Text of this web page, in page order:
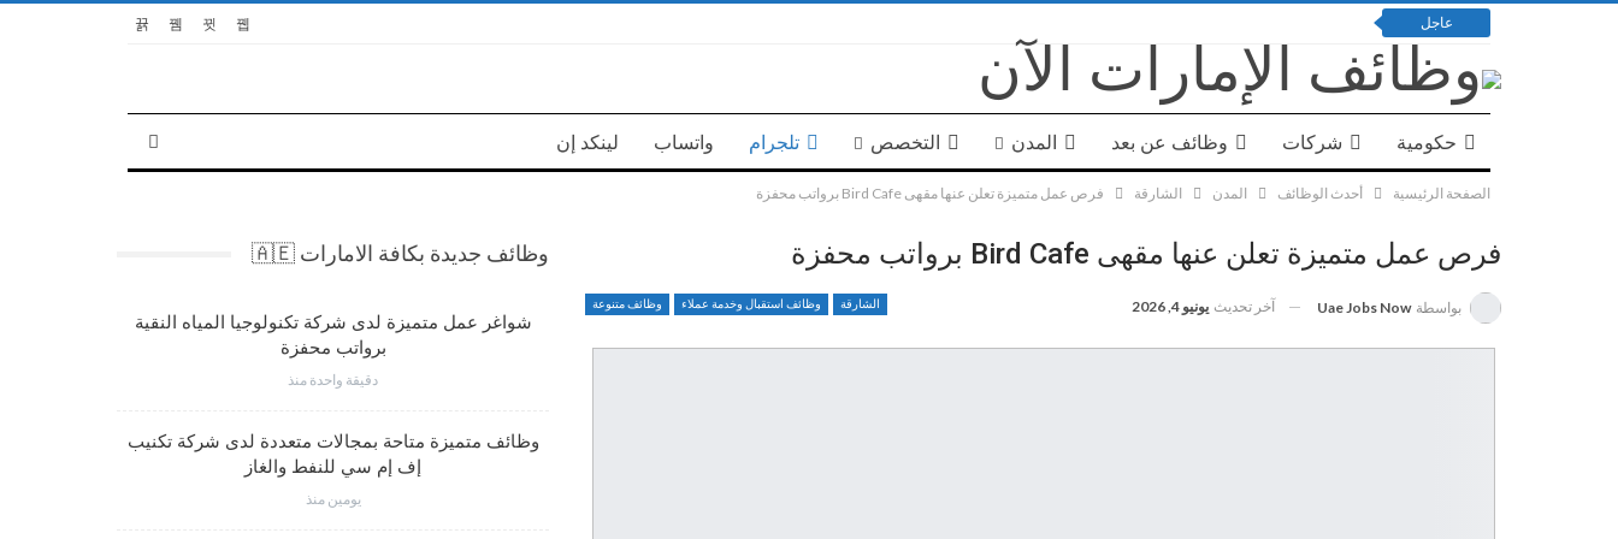
عاجل
حكومية شركات وظائف عن بعد المدن التخصص تلجرام واتساب لينكد إن
الصفحة الرئيسية أحدث الوظائف المدن الشارقة فرص عمل متميزة تعلن عنها مقهى Bird Cafe برواتب محفزة
فرص عمل متميزة تعلن عنها مقهى Bird Cafe برواتب محفزة
الشارقة وظائف استقبال وخدمة عملاء وظائف متنوعة بواسطة Uae Jobs Now آخر تحديث يونيو 4, 2026
وظائف جديدة بكافة الامارات 🇦🇪
شواغر عمل متميزة لدى شركة تكنولوجيا المياه النقية
برواتب محفزة
دقيقة واحدة منذ
وظائف متميزة متاحة بمجالات متعددة لدى شركة تكنيب
إف إم سي للنفط والغاز
يومين منذ